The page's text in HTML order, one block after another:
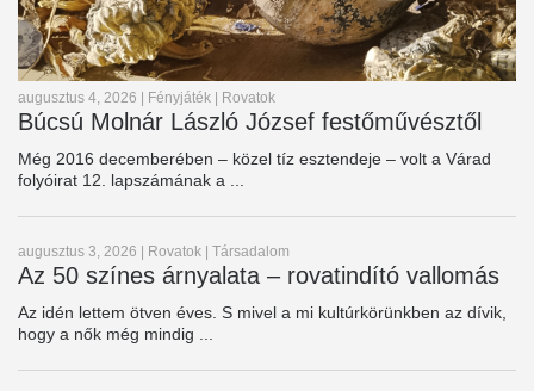
augusztus 4, 2026 Fényjáték Rovatok
Búcsú Molnár László József festőművésztől
Még 2016 decemberében – közel tíz esztendeje – volt a Várad
folyóirat 12. lapszámának a ...
augusztus 3, 2026 Rovatok Társadalom
Az 50 színes árnyalata – rovatindító vallomás
Az idén lettem ötven éves. S mivel a mi kultúrkörünkben az dívik,
hogy a nők még mindig ...